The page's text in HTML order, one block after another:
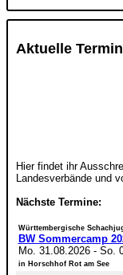
Aktuelle
Hier findet ihr
Landesverbände und
Nächste Termine:
Württembergische
BW Sommercamp
Mo. 31.08.2026- So.
in Horschhof Rot am See